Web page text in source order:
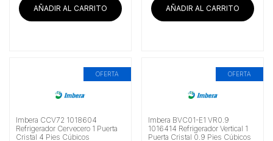
era:
$27,296.55.
$25,590.52.
AÑADIR AL CARRITO
era:
$19,458.62.
AÑADIR AL CARRITO
OFERTA
Imbera CCV72 1018604
Refrigerador Cervecero 1 Puerta
Cristal 4 Pies Cúbicos
OFERTA
Imbera BVC01-E1 VR0.9
1016414 Refrigerador Vertical 1
Puerta Cristal 0.9 Pies Cúbicos